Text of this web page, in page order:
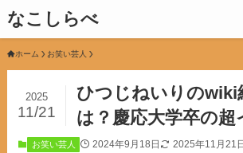
なこしらべ
ホーム お笑い芸人
ひつじねいりのwiki
は？慶応大学卒の超
2025
11/21
お笑い芸人 2024年9月18日 2025年11月21日